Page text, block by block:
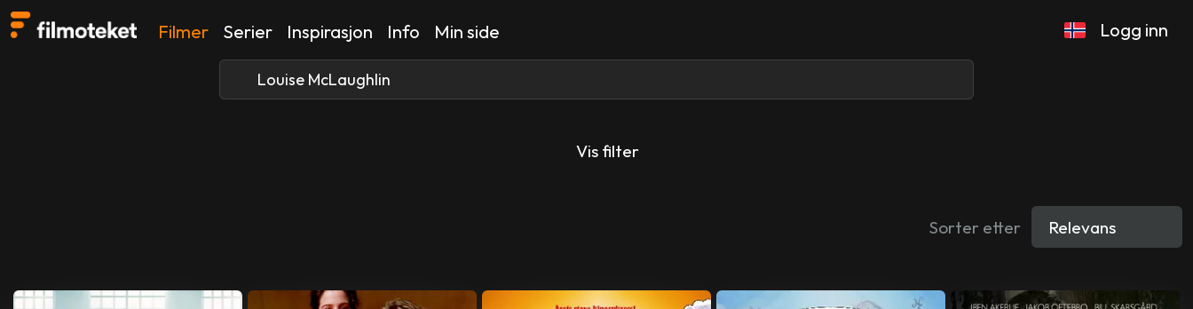
Filmer Serier Inspirasjon Info Min side Logg inn
Vis filter
Sorter etter